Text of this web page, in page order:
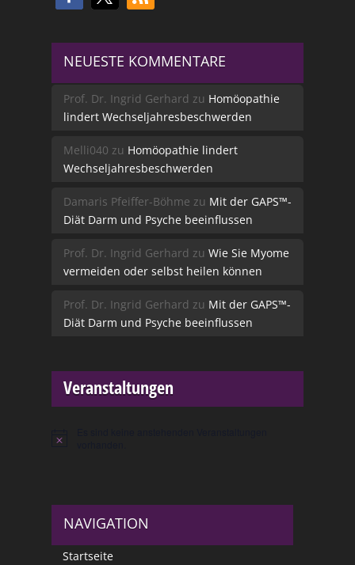
NEUESTE KOMMENTARE
Prof. Dr. Ingrid Gerhard zu Homöopathie
lindert Wechseljahresbeschwerden
Melli040 zu Homöopathie lindert
Wechseljahresbeschwerden
Damaris Pfeiffer-Böhme zu Mit der GAPS™-
Diät Darm und Psyche beeinflussen
Prof. Dr. Ingrid Gerhard zu Wie Sie Myome
vermeiden oder selbst heilen können
Prof. Dr. Ingrid Gerhard zu Mit der GAPS™-
Diät Darm und Psyche beeinflussen
Veranstaltungen
Hinweis
NAVIGATION
Startseite